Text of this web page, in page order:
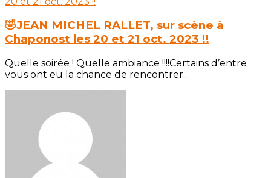
🤣JEAN MICHEL RALLET, sur scène à
Chaponost les 20 et 21 oct. 2023 !!
Quelle soirée ! Quelle ambiance !!!!Certains d’entre
vous ont eu la chance de rencontrer...